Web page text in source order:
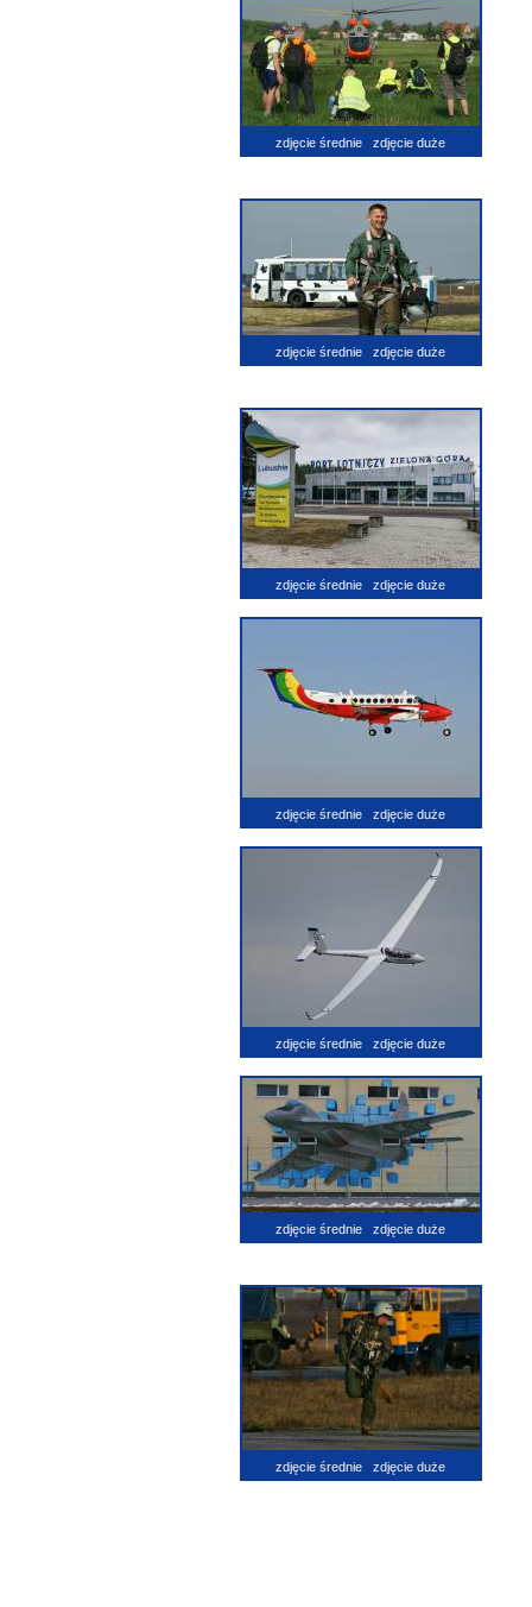
zdjęcie średnie zdjęcie duże
zdjęcie średnie zdjęcie duże
zdjęcie średnie zdjęcie duże
zdjęcie średnie zdjęcie duże
zdjęcie średnie zdjęcie duże
zdjęcie średnie zdjęcie duże
zdjęcie średnie zdjęcie duże